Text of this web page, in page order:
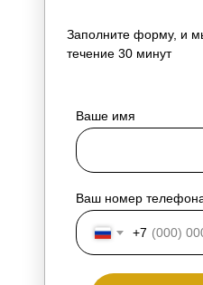
Ваше имя
Ваш номер
+7
Заполните форму, и
течение 30 минут